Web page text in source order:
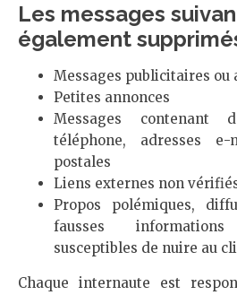
Les messages
également
Messages publicitaires ou
Petites annonces
Messages contenant
téléphone, adresses
postales
Liens externes non
Propos polémiques,
fausses
susceptibles de nuire au
Chaque internaute est